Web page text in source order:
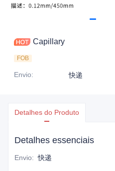
Capillary
FOB
Envio: 快递
Detalhes do Produto
Detalhes essenciais
Envio: 快递